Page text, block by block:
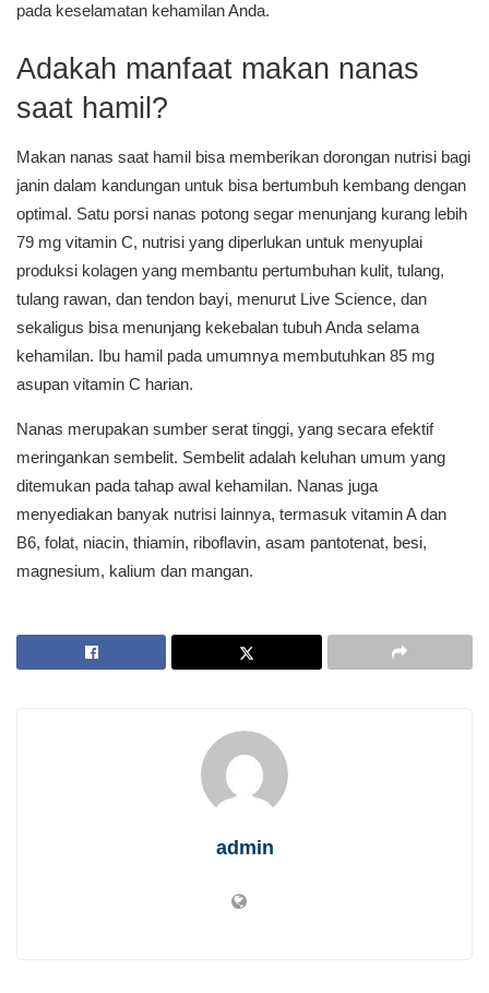
pada keselamatan kehamilan Anda.
Adakah manfaat makan nanas
saat hamil?
Makan nanas saat hamil bisa memberikan dorongan nutrisi bagi
janin dalam kandungan untuk bisa bertumbuh kembang dengan
optimal. Satu porsi nanas potong segar menunjang kurang lebih
79 mg vitamin C, nutrisi yang diperlukan untuk menyuplai
produksi kolagen yang membantu pertumbuhan kulit, tulang,
tulang rawan, dan tendon bayi, menurut Live Science, dan
sekaligus bisa menunjang kekebalan tubuh Anda selama
kehamilan. Ibu hamil pada umumnya membutuhkan 85 mg
asupan vitamin C harian.
Nanas merupakan sumber serat tinggi, yang secara efektif
meringankan sembelit. Sembelit adalah keluhan umum yang
ditemukan pada tahap awal kehamilan. Nanas juga
menyediakan banyak nutrisi lainnya, termasuk vitamin A dan
B6, folat, niacin, thiamin, riboflavin, asam pantotenat, besi,
magnesium, kalium dan mangan.
admin